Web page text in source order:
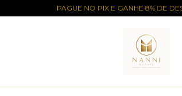
PAGUE NO PIX E GANHE 8% DE